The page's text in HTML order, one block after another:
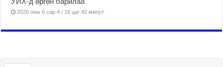
2026 оны 6 сар 4 / 16 цаг 42 минут